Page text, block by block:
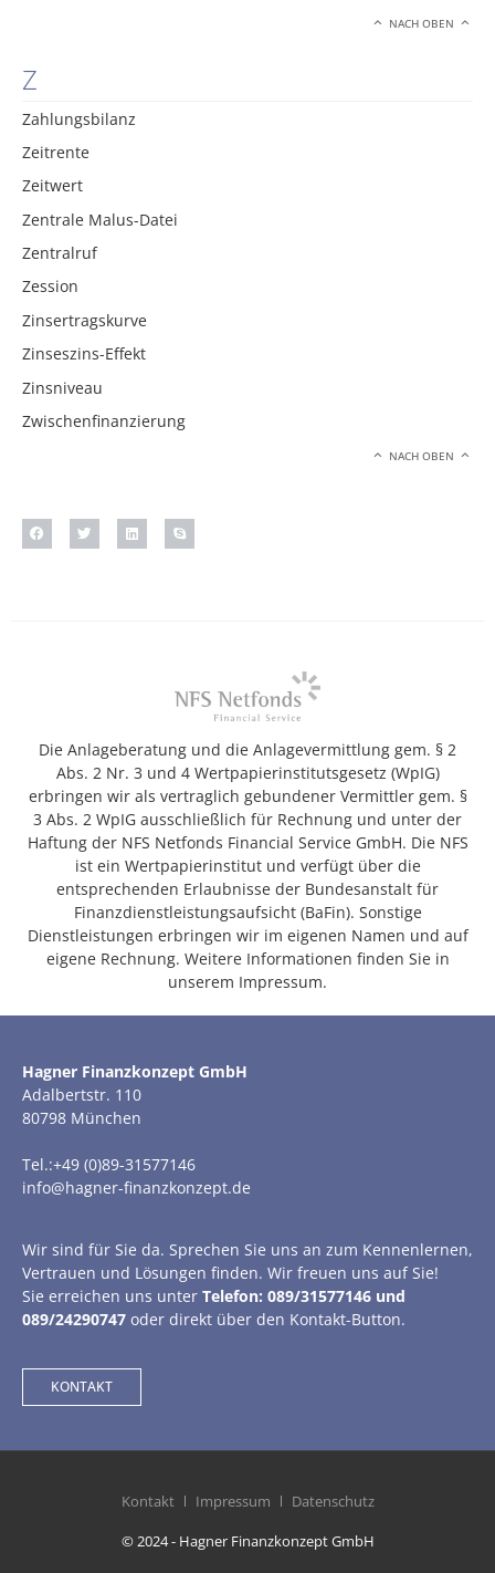
NACH OBEN
Z
Zahlungsbilanz
Zeitrente
Zeitwert
Zentrale Malus-Datei
Zentralruf
Zession
Zinsertragskurve
Zinseszins-Effekt
Zinsniveau
Zwischenfinanzierung
NACH OBEN
Die Anlageberatung und die Anlagevermittlung gem. § 2
Abs. 2 Nr. 3 und 4 Wertpapierinstitutsgesetz (WpIG)
erbringen wir als vertraglich gebundener Vermittler gem. §
3 Abs. 2 WpIG ausschließlich für Rechnung und unter der
Haftung der NFS Netfonds Financial Service GmbH. Die NFS
ist ein Wertpapierinstitut und verfügt über die
entsprechenden Erlaubnisse der Bundesanstalt für
Finanzdienstleistungsaufsicht (BaFin). Sonstige
Dienstleistungen erbringen wir im eigenen Namen und auf
eigene Rechnung. Weitere Informationen finden Sie in
unserem Impressum.
Hagner Finanzkonzept GmbH
Adalbertstr. 110
80798 München
Tel.:+49 (0)89-31577146
info@hagner-finanzkonzept.de
Wir sind für Sie da. Sprechen Sie uns an zum Kennenlernen,
Vertrauen und Lösungen finden. Wir freuen uns auf Sie!
Sie erreichen uns unter Telefon: 089/31577146 und
089/24290747 oder direkt über den Kontakt-Button.
KONTAKT
Kontakt Impressum
Datenschutz
© 2024 - Hagner Finanzkonzept GmbH